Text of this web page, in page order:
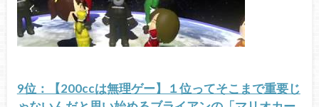
9位：【200ccは無理ゲー】１位ってそこまで重要じ